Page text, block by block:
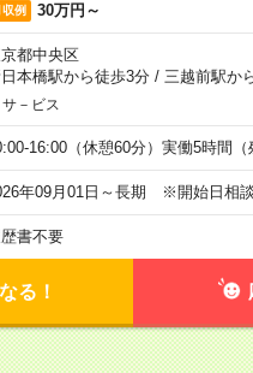
収例 30万円～
都中央区
本橋駅から徒歩3分/ 三越前駅か
サ－ビス
16:00（休憩60分）実働5時間（
年09月01日～長期 ※開始日相
書不要
る！